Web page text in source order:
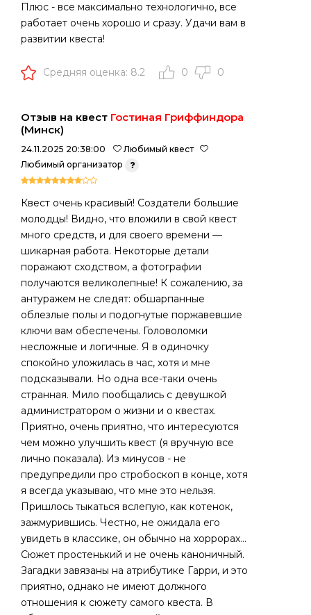
Плюс - все максимально технологично, все
работает очень хорошо и сразу. Удачи вам в
развитии квеста!
Средняя оценка: 8.2 0 0
Отзыв на квест Гостиная Гриффиндора
(Минск)
24.11.2025 20:38:00
Любимый квест
Любимый организатор
Квест очень красивый! Создатели большие
молодцы! Видно, что вложили в свой квест
много средств, и для своего времени —
шикарная работа. Некоторые детали
поражают сходством, а фотографии
получаются великолепные! К сожалению, за
антуражем не следят: обшарпанные
облезлые полы и подогнутые поржавевшие
ключи вам обеспечены. Головоломки
несложные и логичные. Я в одиночку
спокойно уложилась в час, хотя и мне
подсказывали. Но одна все-таки очень
странная. Мило пообщались с девушкой
администратором о жизни и о квестах.
Приятно, очень приятно, что интересуются
чем можно улучшить квест (я вручную все
лично показала). Из минусов - не
предупредили про стробоскоп в конце, хотя
я всегда указываю, что мне это нельзя.
Пришлось тыкаться вслепую, как котенок,
зажмурившись. Честно, не ожидала его
увидеть в классике, он обычно на хоррорах...
Сюжет простенький и не очень каноничный.
Загадки завязаны на атрибутике Гарри, и это
приятно, однако не имеют должного
отношения к сюжету самого квеста. В